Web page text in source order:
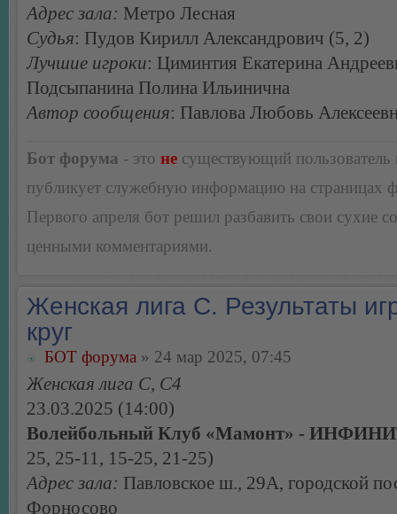
Адрес зала: Метро Лесная
Судья: Пудов Кирилл Александрович (5, 2)
Лучшие игроки: Циминтия Екатерина
Подсыпанина Полина Ильинична
Автор сообщения: Павлова Любовь
Бот форума - это не существующий пользователь
публикует служебную информацию на страницах
Первого апреля бот решил разбавить свои сухие
ценными комментариями.
Женская лига С. Результаты
круг
БОТ форума » 24 мар 2025, 07:45
Женская лига С, С4
23.03.2025 (14:00)
Волейбольный Клуб «Мамонт» -
25, 25-11, 15-25, 21-25)
Адрес зала: Павловское ш., 29А, городской
Форносово